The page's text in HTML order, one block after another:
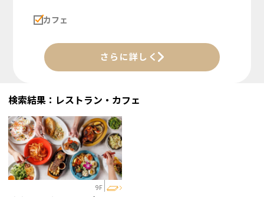
カフェ
さらに詳しく
検索結果：レストラン・カフェ
9F